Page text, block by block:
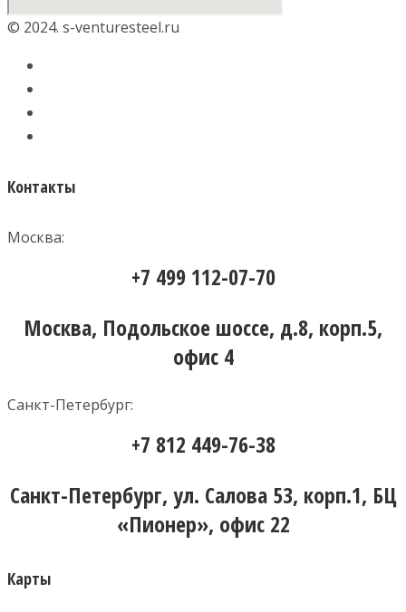
© 2024. s-venturesteel.ru
Контакты
Москва:
+7 499 112-07-70
Москва, Подольское шоссе, д.8, корп.5,
офис 4
Санкт-Петербург:
+7 812 449-76-38
Санкт-Петербург, ул. Салова 53, корп.1, БЦ
«Пионер», офис 22
Карты